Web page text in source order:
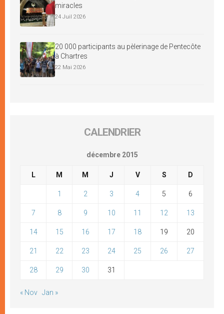
miracles
24 Juil 2026
20 000 participants au pèlerinage de Pentecôte
à Chartres
22 Mai 2026
CALENDRIER
décembre 2015
L M M J V S D
1 2 3 4 5 6
7 8 9 10 11 12 13
14 15 16 17 18 19 20
21 22 23 24 25 26 27
28 29 30 31
« Nov Jan »